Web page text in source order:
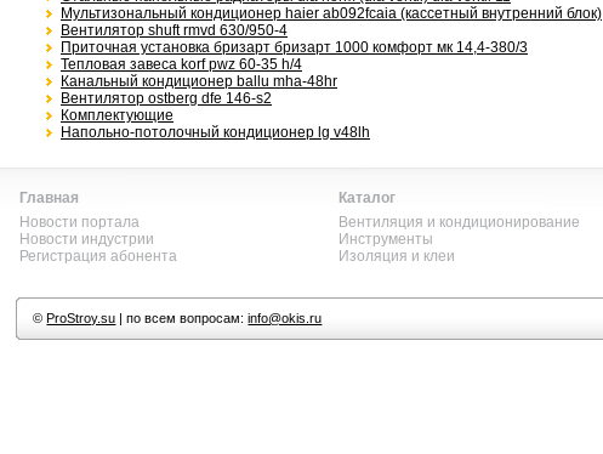
Мультизональный кондиционер haier ab092fcaia (кассетный внутренний блок)
Вентилятор shuft rmvd 630/950-4
Приточная установка бризарт бризарт 1000 комфорт мк 14,4-380/3
Тепловая завеса korf pwz 60-35 h/4
Канальный кондиционер ballu mha-48hr
Вентилятор ostberg dfe 146-s2
Комплектующие
Напольно-потолочный кондиционер lg v48lh
Главная
Новости портала
Новости индустрии
Регистрация абонента
Каталог
Вентиляция и кондиционирование
Инструменты
Изоляция и клеи
©ProStroy.su | по всем вопросам:info@okis.ru